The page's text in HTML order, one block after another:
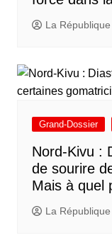
La République
Grand-Dossier
Nord-Kivu :
de sourire
Mais à quel
La République